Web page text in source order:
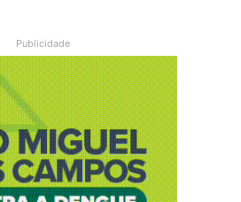
Publicidade